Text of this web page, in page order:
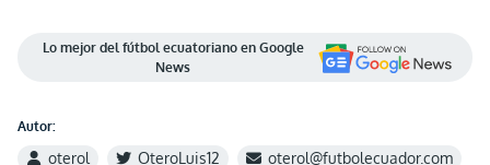
Lo mejor del fútbol ecuatoriano en Google
News
Autor:
oterol OteroLuis12 oterol@futbolecuador.com